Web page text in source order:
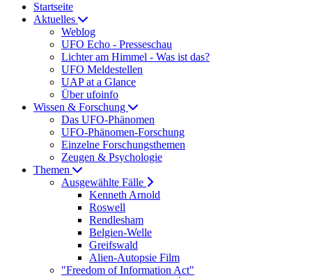
Startseite
Aktuelles
Weblog
UFO Echo - Presseschau
Lichter am Himmel - Was ist das?
UFO Meldestellen
UAP at a Glance
Über ufoinfo
Wissen & Forschung
Das UFO-Phänomen
UFO-Phänomen-Forschung
Einzelne Forschungsthemen
Zeugen & Psychologie
Themen
Ausgewählte Fälle
Kenneth Arnold
Roswell
Rendlesham
Belgien-Welle
Greifswald
Alien-Autopsie Film
"Freedom of Information Act"